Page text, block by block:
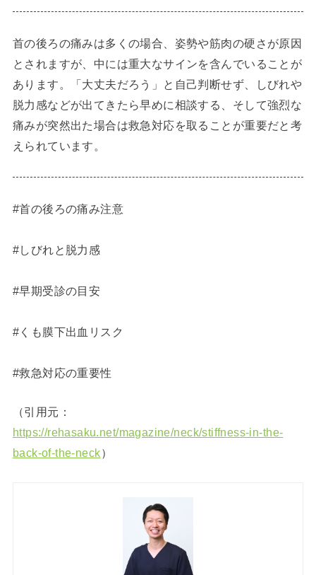
首の後ろの痛みは多くの場合、姿勢や筋肉の硬さが原因
とされますが、中には重大なサインを含んでいることが
あります。「大丈夫だろう」と自己判断せず、しびれや
脱力感などが出てきたら早めに相談する、そして強烈な
痛みが突然出た場合は救急対応を取ることが重要だと考
えられています。
#首の後ろの痛み注意
#しびれと脱力感
#早期受診の目安
#くも膜下出血リスク
#救急対応の重要性
（引用元：
https://rehasaku.net/magazine/neck/stiffness-in-the-
back-of-the-neck）